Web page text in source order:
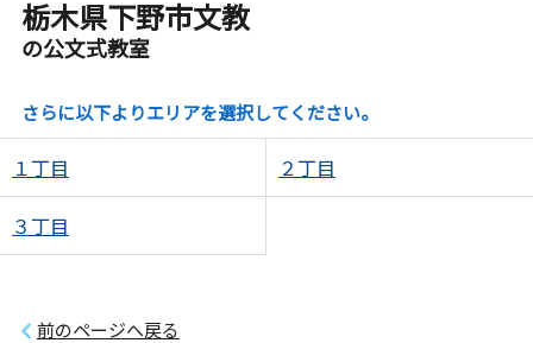
栃木県下野市文教
の公文式教室
さらに以下よりエリアを選択してください。
１丁目 ２丁目
３丁目
前のページへ戻る